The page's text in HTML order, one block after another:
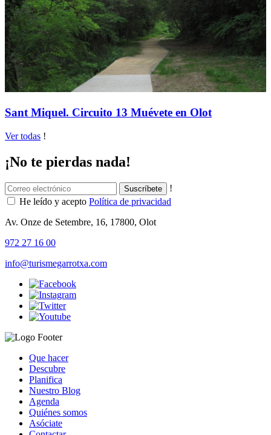
Sant Miquel. Circuito 13 Muévete en Olot
Ver todas !
¡No te pierdas nada!
!
He leído y acepto Política de privacidad
Av. Onze de Setembre, 16, 17800, Olot
972 27 16 00
info@turismegarrotxa.com
Que hacer
Descubre
Planifica
Nuestro Blog
Agenda
Quiénes somos
Asóciate